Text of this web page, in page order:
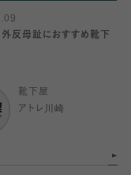
外反母趾におすすめ靴下
靴下屋
アトレ川崎